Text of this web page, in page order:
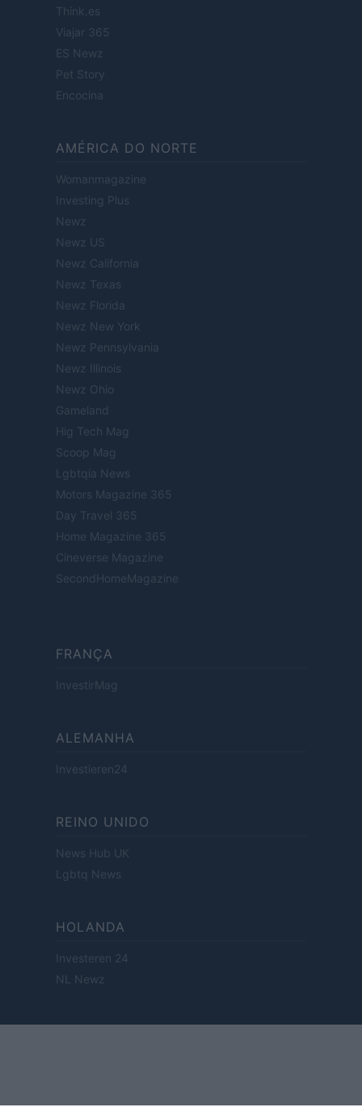
Think.es
Viajar 365
ES Newz
Pet Story
Encocina
AMÉRICA DO NORTE
Womanmagazine
Investing Plus
Newz
Newz US
Newz California
Newz Texas
Newz Florida
Newz New York
Newz Pennsylvania
Newz Illinois
Newz Ohio
Gameland
Hig Tech Mag
Scoop Mag
Lgbtqia News
Motors Magazine 365
Day Travel 365
Home Magazine 365
Cineverse Magazine
SecondHomeMagazine
FRANÇA
InvestirMag
ALEMANHA
Investieren24
REINO UNIDO
News Hub UK
Lgbtq News
HOLANDA
Investeren 24
NL Newz